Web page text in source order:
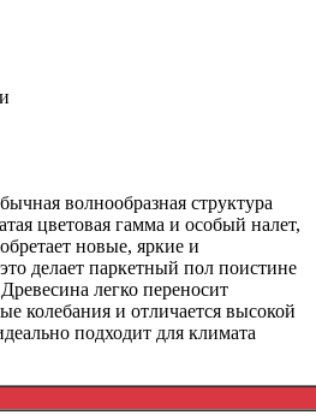
волнообразная структура
цветовая гамма и особый налет,
новые, яркие и
делает паркетный пол поистине
легко переносит
колебания и отличается высокой
подходит для климата